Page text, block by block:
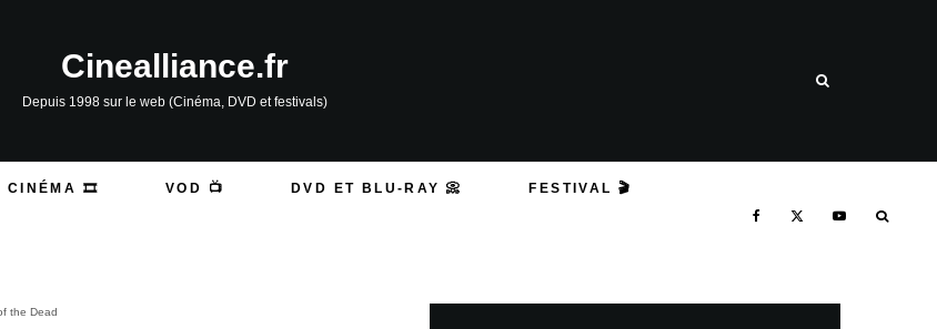
Cinealliance.fr
Depuis 1998 sur le web (Cinéma, DVD et festivals)
CINÉMA 🎞️ VOD 📺 DVD ET BLU-RAY 📀 FESTIVAL 🎬
the Dead